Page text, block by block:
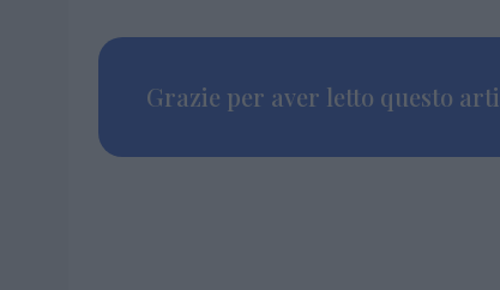
Grazie per aver letto questo